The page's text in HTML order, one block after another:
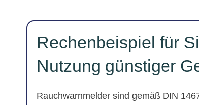
Rechenbeispiel für
Nutzung günstiger
Rauchwarnmelder sind gemäß DIN